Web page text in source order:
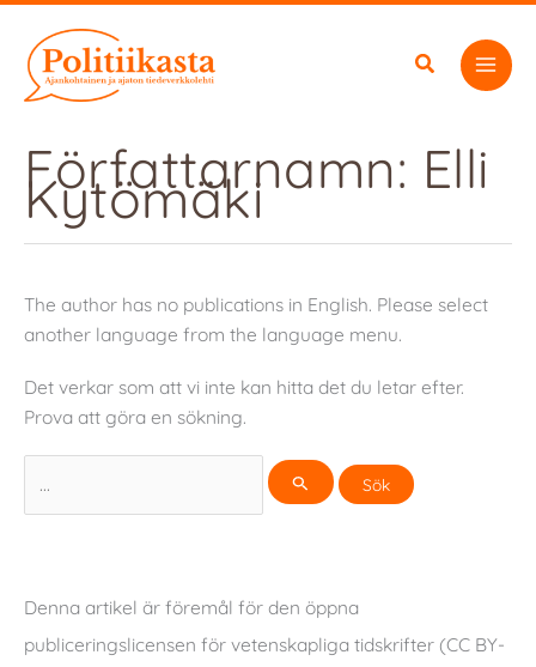
innehåll
Författarnamn: Elli
Kytömäki
The author has no publications in English. Please select
another language from the language menu.
Det verkar som att vi inte kan hitta det du letar efter.
Prova att göra en sökning.
efter:
Denna artikel är föremål för den öppna
publiceringslicensen för vetenskapliga tidskrifter (CC BY-